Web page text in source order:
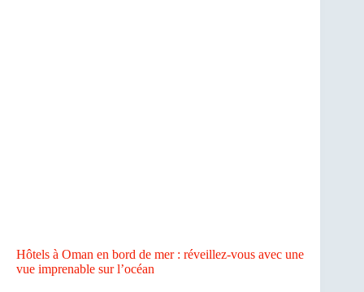
Hôtels à Oman en bord de mer : réveillez-vous avec une
vue imprenable sur l’océan